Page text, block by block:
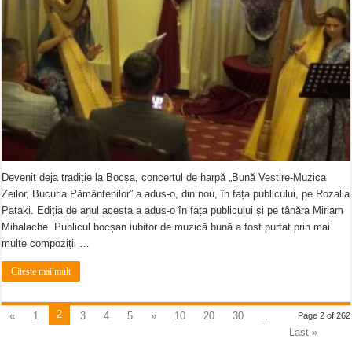
Devenit deja tradiție la Bocșa, concertul de harpă „Bună Vestire-Muzica
Zeilor, Bucuria Pământenilor” a adus-o, din nou, în fața publicului, pe Rozalia
Pataki. Ediția de anul acesta a adus-o în fața publicului și pe tânăra Miriam
Mihalache. Publicul bocșan iubitor de muzică bună a fost purtat prin mai
multe compoziții …
Citeste mai mult
Page 2 of 262
« 1 2 3 4 5 » 10 20 30
Last »